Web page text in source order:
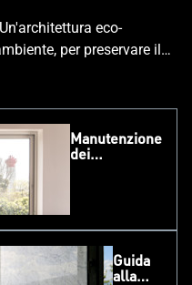
eco-
per preservare il
future.
Manutenzione
dei
Guida
alla